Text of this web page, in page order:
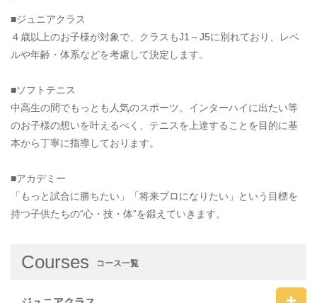
■ジュニアクラス
４歳以上のお子様が対象で、クラスもJ1～J5に別れており、レベ
ルや年齢・体系などを考慮して決定します。
■ソフトテニス
中高生の間でもっとも人気のスポーツ。インターハイに出たい等
のお子様の想いを叶えるべく、テニスを上達することを目的に基
本から丁寧に指導しております。
■アカデミー
「もっと試合に勝ちたい」「将来プロになりたい」という目標を
持つ子供たちの“心・技・体”を鍛えていきます。
Courses コース一覧